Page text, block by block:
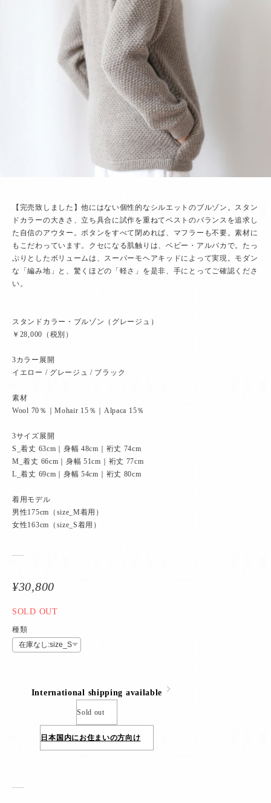
【完売致しました】他にはない個性的なシルエットのブルゾン。スタン
ドカラーの大きさ、立ち具合に試作を重ねてベストのバランスを追求し
た自信のアウター。ボタンをすべて閉めれば、マフラーも不要。素材に
もこだわっています。クセになる肌触りは、ベビー・アルパカで。たっ
ぷりとしたボリュームは、スーパーモヘアキッドによって実現。モダン
な「編み地」と、驚くほどの「軽さ」を是非、手にとってご確認くださ
い。
スタンドカラー・ブルゾン（グレージュ）
￥28,000（税別）
3カラー展開
イエロー / グレージュ / ブラック
素材
Wool 70％｜Mohair 15％｜Alpaca 15％
3サイズ展開
S_着丈 63cm｜身幅 48cm｜裄丈 74cm
M_着丈 66cm｜身幅 51cm｜裄丈 77cm
L_着丈 69cm｜身幅 54cm｜裄丈 80cm
着用モデル
男性175cm（size_M着用）
女性163cm（size_S着用）
¥30,800
SOLD OUT
種類
International shipping available
Sold out
日本国内にお住まいの方向け